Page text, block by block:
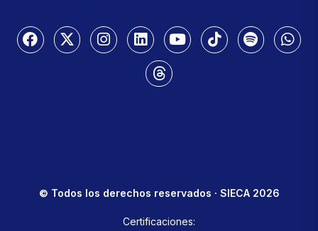
© Todos los derechos reservados · SIECA 2026
Certificaciones: